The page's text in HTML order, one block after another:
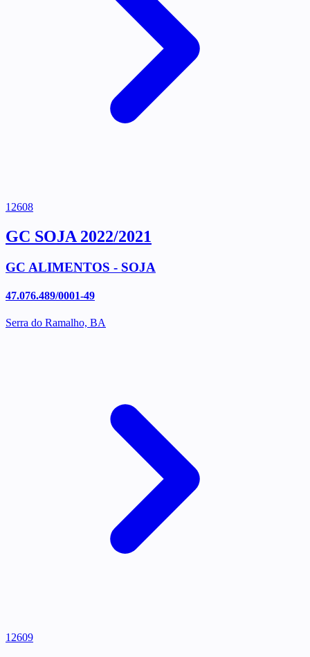
12608
GC SOJA 2022/2021
GC ALIMENTOS - SOJA
47.076.489/0001-49
Serra do Ramalho, BA
12609